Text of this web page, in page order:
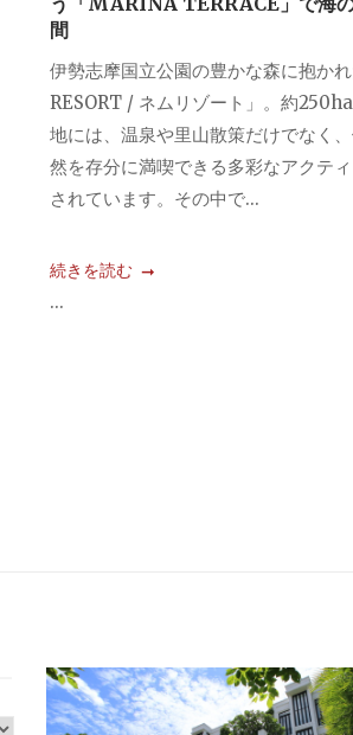
間
伊勢志摩国立公園の豊かな森に抱か
RESORT / ネムリゾート」。約
地には、温泉や里山散策だけでなく
然を存分に満喫できる多彩なアクテ
されています。その中で...
続きを読む
...